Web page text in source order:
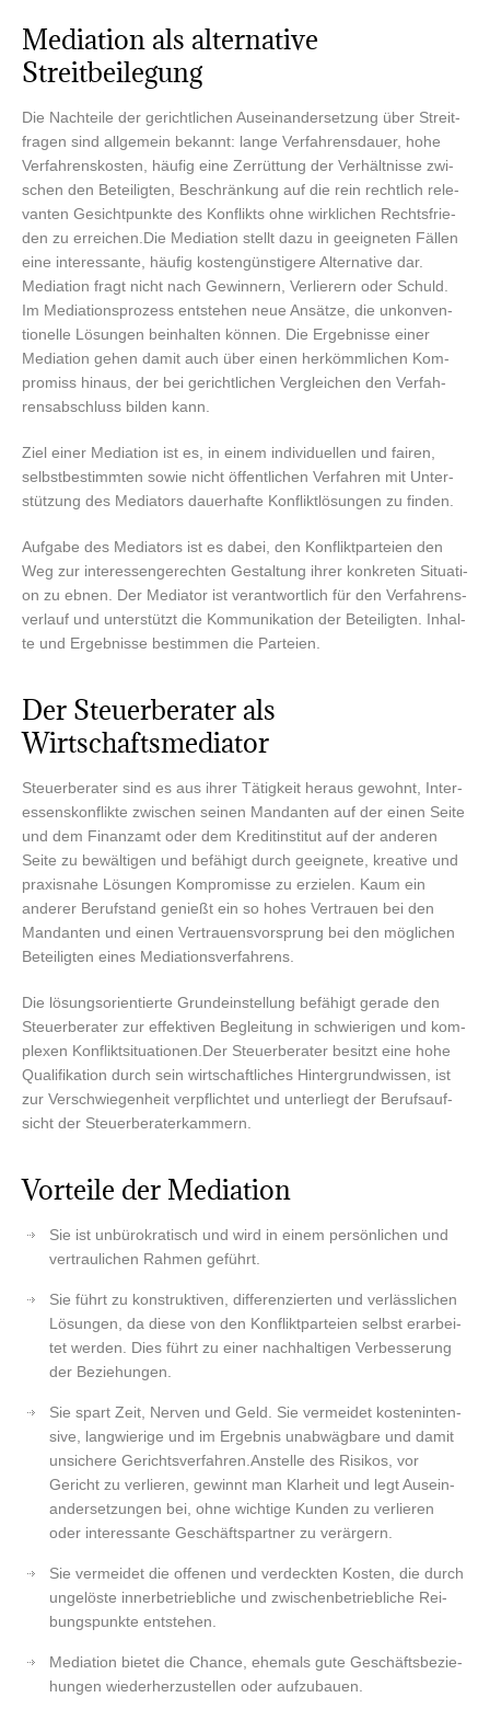
Media­ti­on als alter­na­ti­ve
Streitbeilegung
Die Nach­tei­le der gericht­li­chen Aus­ein­an­der­set­zung über Streit­
fra­gen sind all­ge­mein bekannt: lan­ge Ver­fah­rens­dau­er, hohe
Ver­fah­rens­kos­ten, häu­fig eine Zer­rüt­tung der Ver­hält­nis­se zwi­
schen den Betei­lig­ten, Beschrän­kung auf die rein recht­lich rele­
van­ten Gesicht­punk­te des Kon­flikts ohne wirk­li­chen Rechts­frie­
den zu erreichen.Die Media­ti­on stellt dazu in geeig­ne­ten Fäl­len
eine inter­es­san­te, häu­fig kos­ten­güns­ti­ge­re Alter­na­ti­ve dar.
Media­ti­on fragt nicht nach Gewin­nern, Ver­lie­rern oder Schuld.
Im Media­ti­ons­pro­zess ent­ste­hen neue Ansät­ze, die unkon­ven­
tio­nel­le Lösun­gen beinhal­ten kön­nen. Die Ergeb­nis­se einer
Media­ti­on gehen damit auch über einen her­kömm­li­chen Kom­
pro­miss hin­aus, der bei gericht­li­chen Ver­glei­chen den Ver­fah­
rens­ab­schluss bil­den kann.
Ziel einer Media­ti­on ist es, in einem indi­vi­du­el­len und fai­ren,
selbst­be­stimm­ten sowie nicht öffent­li­chen Ver­fah­ren mit Unter­
stüt­zung des Media­tors dau­er­haf­te Kon­flikt­lö­sun­gen zu finden.
Auf­ga­be des Media­tors ist es dabei, den Kon­flikt­par­tei­en den
Weg zur inter­es­sen­ge­rech­ten Gestal­tung ihrer kon­kre­ten Situa­ti­
on zu ebnen. Der Media­tor ist ver­ant­wort­lich für den Ver­fah­rens­
ver­lauf und unter­stützt die Kom­mu­ni­ka­ti­on der Betei­lig­ten. Inhal­
te und Ergeb­nis­se bestim­men die Parteien.
Der Steu­er­be­ra­ter als
Wirtschaftsmediator
Steu­er­be­ra­ter sind es aus ihrer Tätig­keit her­aus gewohnt, Inter­
es­sens­kon­flik­te zwi­schen sei­nen Man­dan­ten auf der einen Sei­te
und dem Finanz­amt oder dem Kre­dit­in­sti­tut auf der ande­ren
Sei­te zu bewäl­ti­gen und befä­higt durch geeig­ne­te, krea­ti­ve und
pra­xis­na­he Lösun­gen Kom­pro­mis­se zu erzie­len. Kaum ein
ande­rer Berufs­tand genießt ein so hohes Ver­trau­en bei den
Man­dan­ten und einen Ver­trau­ens­vor­sprung bei den mög­li­chen
Betei­lig­ten eines Mediationsverfahrens.
Die lösungs­ori­en­tier­te Grund­ein­stel­lung befä­higt gera­de den
Steu­er­be­ra­ter zur effek­ti­ven Beglei­tung in schwie­ri­gen und kom­
ple­xen Konfliktsituationen.Der Steu­er­be­ra­ter besitzt eine hohe
Qua­li­fi­ka­ti­on durch sein wirt­schaft­li­ches Hin­ter­grund­wis­sen, ist
zur Ver­schwie­gen­heit ver­pflich­tet und unter­liegt der Berufs­auf­
sicht der Steuerberaterkammern.
Vor­tei­le der Mediation
Sie ist unbü­ro­kra­tisch und wird in einem per­sön­li­chen und
ver­trau­li­chen Rah­men geführt.
Sie führt zu kon­struk­ti­ven, dif­fe­ren­zier­ten und ver­läss­li­chen
Lösun­gen, da die­se von den Kon­flikt­par­tei­en selbst erar­bei­
tet wer­den. Dies führt zu einer nach­hal­ti­gen Ver­bes­se­rung
der Beziehungen.
Sie spart Zeit, Ner­ven und Geld. Sie ver­mei­det kos­ten­in­ten­
si­ve, lang­wie­ri­ge und im Ergeb­nis unab­wäg­ba­re und damit
unsi­che­re Gerichtsverfahren.Anstelle des Risi­kos, vor
Gericht zu ver­lie­ren, gewinnt man Klar­heit und legt Aus­ein­
an­der­set­zun­gen bei, ohne wich­ti­ge Kun­den zu ver­lie­ren
oder inter­es­san­te Geschäfts­part­ner zu verärgern.
Sie ver­mei­det die offe­nen und ver­deck­ten Kos­ten, die durch
unge­lös­te inner­be­trieb­li­che und zwi­schen­be­trieb­li­che Rei­
bungs­punk­te entstehen.
Media­ti­on bie­tet die Chan­ce, ehe­mals gute Geschäfts­be­zie­
hun­gen wie­der­her­zu­stel­len oder aufzubauen.